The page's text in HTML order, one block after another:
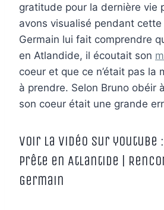
gratitude pour la dernière vie
avons visualisé pendant
Germain lui fait comprendre
en Atlandide, il écoutait son
coeur et que ce n’était pas la
à prendre. Selon Bruno obéir
son coeur était une grande
Voir la vidéo sur youtube :
prête en Atlantide |
Germain